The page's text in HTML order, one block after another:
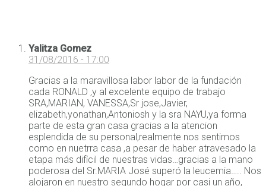
Yalitza Gomez
31/08/2016 - 17:00
Gracias a la maravillosa labor labor de la fundación
cada RONALD ,y al excelente equipo de trabajo
SRA,MARIAN, VANESSA,Sr jose,Javier,
elizabeth,yonathan,Antoniosh y la sra NAYU,ya forma
parte de esta gran casa gracias a la atencion
esplendida de su personal,realmente nos sentimos
como en nuetrra casa ,a pesar de haber atravesado la
etapa más difícil de nuestras vidas…gracias a la mano
poderosa del Sr.MARIA José superó la leucemia….. Nos
alojaron en nuestro segundo hogar por casi un año,